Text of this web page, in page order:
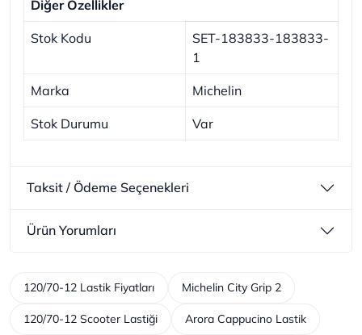
Diğer Özellikler
Stok Kodu
SET-183833-183833-
1
Marka Michelin
Stok Durumu Var
Taksit / Ödeme Seçenekleri
Ürün Yorumları
120/70-12 Lastik Fiyatları Michelin City Grip 2
120/70-12 Scooter Lastiği Arora Cappucino Lastik